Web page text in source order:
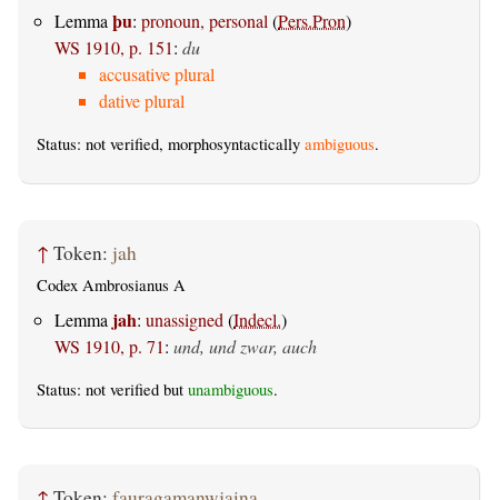
Lemmaþu: pronoun, personal(Pers.Pron)
WS 1910, p. 151: du
accusative plural
dative plural
Status: not verified, morphosyntactically ambiguous.
↑ Token: jah
Codex Ambrosianus A
Lemma jah: unassigned (Indecl.)
WS 1910, p. 71: und, und zwar, auch
Status: not verified but unambiguous.